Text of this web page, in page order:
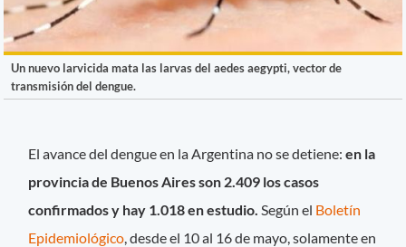
Un nuevo larvicida mata las larvas del aedes aegypti, vector de
transmisión del dengue.
El avance del dengue en la Argentina no se detiene:en la
provincia de Buenos Aires son 2.409 los casos
confirmados y hay 1.018 en estudio. Según el Boletín
Epidemiológico , desde el 10 al 16 de mayo, solamente en